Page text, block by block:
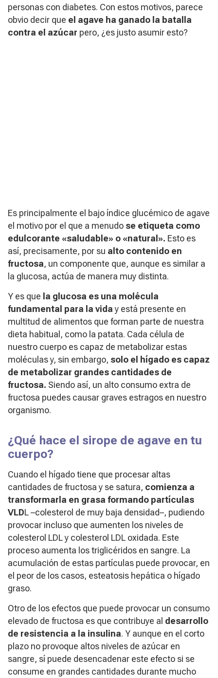
personas con diabetes. Con estos motivos, parece
obvio decir que el agave ha ganado la batalla
contra el azúcar pero, ¿es justo asumir esto?
Es principalmente el bajo índice glucémico de agave
el motivo por el que a menudo se etiqueta como
edulcorante «saludable» o «natural». Esto es
así, precisamente, por su alto contenido en
fructosa, un componente que, aunque es similar a
la glucosa, actúa de manera muy distinta.
Y es que la glucosa es una molécula
fundamental para la viday está presente en
multitud de alimentos que forman parte de nuestra
dieta habitual, como la patata. Cada célula de
nuestro cuerpo es capaz de metabolizar estas
moléculas y, sin embargo, solo el hígado es capaz
de metabolizar grandes cantidades de
fructosa. Siendo así, un alto consumo extra de
fructosa puedes causar graves estragos en nuestro
organismo.
¿Qué hace el sirope de agave en tu
cuerpo?
Cuando el hígado tiene que procesar altas
cantidades de fructosa y se satura, comienza a
transformarla en grasa formando partículas
VLDL –colesterol de muy baja densidad–, pudiendo
provocar incluso que aumenten los niveles de
colesterol LDL y colesterol LDL oxidada. Este
proceso aumenta los triglicéridos en sangre. La
acumulación de estas partículas puede provocar, en
el peor de los casos, esteatosis hepática o hígado
graso.
Otro de los efectos que puede provocar un consumo
elevado de fructosa es que contribuye al desarrollo
de resistencia a la insulina. Y aunque en el corto
plazo no provoque altos niveles de azúcar en
sangre, sí puede desencadenar este efecto si se
consume en grandes cantidades durante mucho